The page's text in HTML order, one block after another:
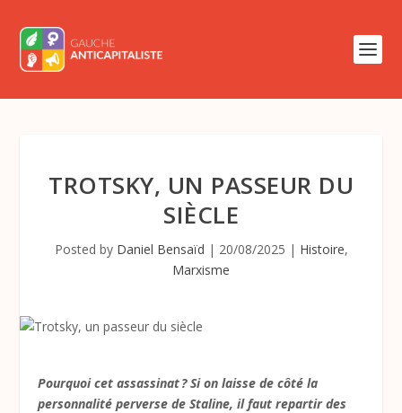
TROTSKY, UN PASSEUR DU
SIÈCLE
Posted by Daniel Bensaïd | 20/08/2025 | Histoire,
Marxisme
Pourquoi cet assassinat ? Si on laisse de côté la
personnalité perverse de Staline, il faut repartir des